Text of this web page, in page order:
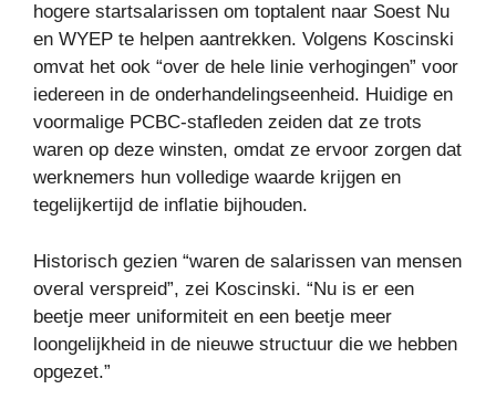
hogere startsalarissen om toptalent naar Soest Nu
en WYEP te helpen aantrekken. Volgens Koscinski
omvat het ook “over de hele linie verhogingen” voor
iedereen in de onderhandelingseenheid. Huidige en
voormalige PCBC-stafleden zeiden dat ze trots
waren op deze winsten, omdat ze ervoor zorgen dat
werknemers hun volledige waarde krijgen en
tegelijkertijd de inflatie bijhouden.
Historisch gezien “waren de salarissen van mensen
overal verspreid”, zei Koscinski. “Nu is er een
beetje meer uniformiteit en een beetje meer
loongelijkheid in de nieuwe structuur die we hebben
opgezet.”